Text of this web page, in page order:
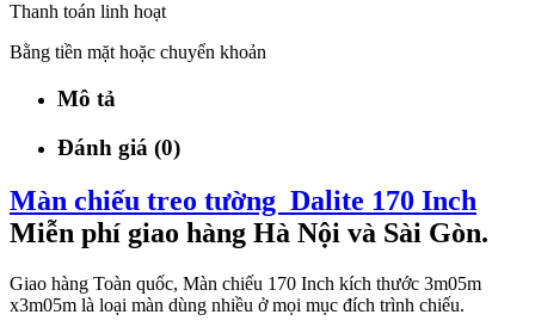
Thanh toán linh hoạt
Bằng tiền mặt hoặc chuyển khoản
Mô tả
Đánh giá (0)
Màn chiếu treo tường Dalite 170 Inch
Miễn phí giao hàng Hà Nội và Sài Gòn.
Giao hàng Toàn quốc, Màn chiếu 170 Inch kích thước 3m05m
x3m05m là loại màn dùng nhiều ở mọi mục đích trình chiếu.